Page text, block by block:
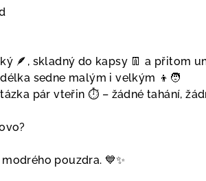
🪶, skladný do kapsy 👖 a přitom
sedne malým i velkým 👦🧑
pár vteřin ⏱️ – žádné tahání,
pouzdra. 💙✨